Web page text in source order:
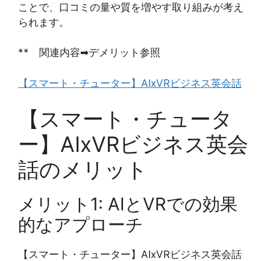
ことで、口コミの量や質を増やす取り組みが考え
られます。
** 関連内容➡デメリット参照
【スマート・チューター】AIxVRビジネス英会話
【スマート・チュータ
ー】AIxVRビジネス英会
話のメリット
メリット1: AIとVRでの効果
的なアプローチ
【スマート・チューター】AIxVRビジネス英会話